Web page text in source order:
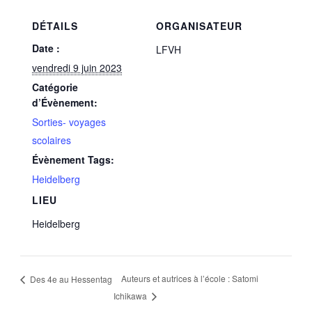
DÉTAILS
Date :
vendredi 9 juin 2023
Catégorie
d’Évènement:
Sorties- voyages
scolaires
Évènement Tags:
Heidelberg
LIEU
Heidelberg
ORGANISATEUR
LFVH
Des 4e au Hessentag
Auteurs et autrices à l’école : Satomi
Ichikawa